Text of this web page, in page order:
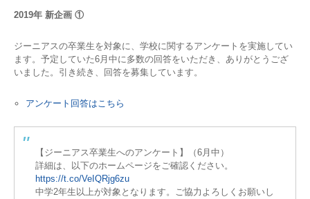
2019年 新企画 ①
ジーニアスの卒業生を対象に、学校に関するアンケートを実施してい
ます。予定していた6月中に多数の回答をいただき、ありがとうござ
いました。引き続き、回答を募集しています。
アンケート回答はこちら
【ジーニアス卒業生へのアンケート】（6月中）
詳細は、以下のホームページをご確認ください。
https://t.co/VeIQRjg6zu
中学2年生以上が対象となります。ご協力よろしくお願いし